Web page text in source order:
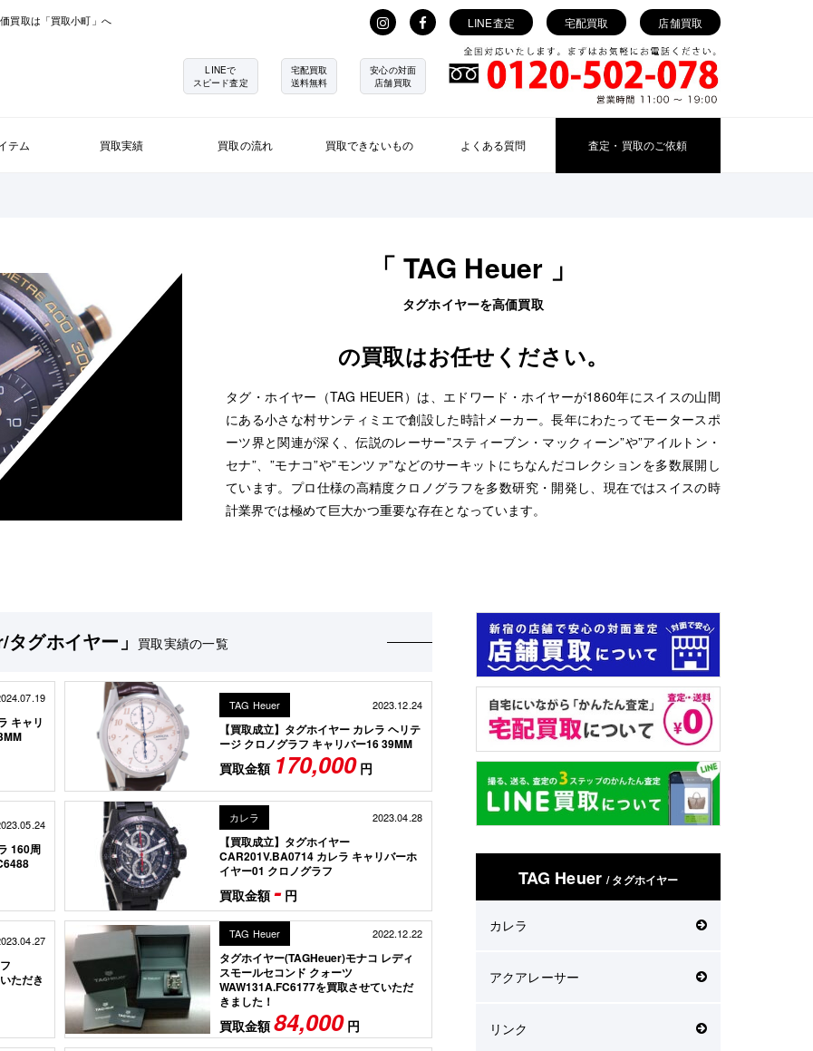
買取は「買取小町」へ LINE査定 宅配買取 店舗買取
LINEで
スピード査定
宅配買取
送料無料
安心の対面
店舗買取
テム 買取実績 買取の流れ 買取できないもの よくある質問 査定・買取のご依頼
「 TAG Heuer 」
タグホイヤーを高価買取
の買取はお任せください。
タグ・ホイヤー（TAG HEUER）は、エドワード・ホイヤーが1860年にスイスの山間
にある小さな村サンティミエで創設した時計メーカー。長年にわたってモータースポ
ーツ界と関連が深く、伝説のレーサー”スティーブン・マックィーン”や”アイルトン・
セナ”、”モナコ”や”モンツァ”などのサーキットにちなんだコレクションを多数展開し
ています。プロ仕様の高精度クロノグラフを多数研究・開発し、現在ではスイスの時
計業界では極めて巨大かつ重要な存在となっています。
タグホイヤー」 買取実績の一覧
キャリ
TAG Heuer 2023.12.24
【買取成立】タグホイヤー カレラ ヘリテ
ージ クロノグラフ キャリバー16 39MM
買取金額 170,000円
160周
カレラ 2023.04.28
【買取成立】タグホイヤー
CAR201V.BA0714 カレラ キャリバーホ
イヤー01 クロノグラフ
買取金額- 円
ただき
TAG Heuer 2022.12.22
タグホイヤー(TAGHeuer)モナコ レディ
スモールセコンド クォーツ
WAW131A.FC6177を買取させていただ
きました！
買取金額84,000円
TAG Heuer/ タグホイヤー
カレラ
アクアレーサー
リンク